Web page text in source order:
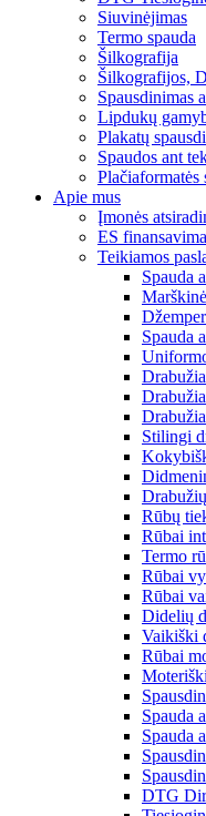
Siuvinėjimas
Termo spauda
Šilkografija
Šilkografijos,
Spausdinimas
Lipdukų
Plakatų
Spaudos ant
Plačiaformatės
Apie mus
Įmonės
ES
Teikiamos
Spauda
Spauda
Stilingi
Rūbų
Rūbai
Termo
Rūbai
Rūbai
Didelių
Vaikiški
Rūbai
Spauda
Spauda
DTG